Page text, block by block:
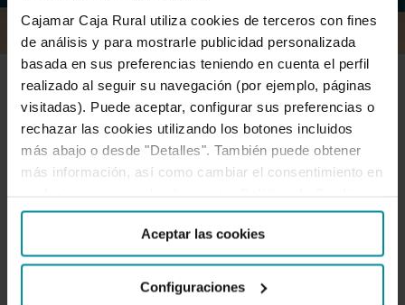
Cajamar Caja Rural utiliza cookies de terceros con fines
de análisis y para mostrarle publicidad personalizada
basada en sus preferencias teniendo en cuenta el perfil
realizado al seguir su navegación (por ejemplo, páginas
visitadas). Puede aceptar, configurar sus preferencias o
rechazar las cookies utilizando los botones incluidos
más abajo o desde "Detalles". También puede obtener
más información, así como cambiar el consentimiento en
Aceptar las cookies
Configuraciones
ADN-AGRO
La Comunidad de Regantes de la
Margen Izquierda del Porma
modernizará sus regadíos con el